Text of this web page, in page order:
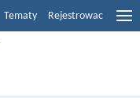
Tematy Rejestrowac